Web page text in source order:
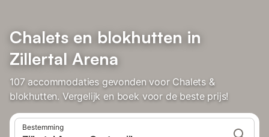
Chalets en blokhutten in
Zillertal Arena
107 accommodaties gevonden voor Chalets &
blokhutten. Vergelijk en boek voor de beste prijs!
Bestemming